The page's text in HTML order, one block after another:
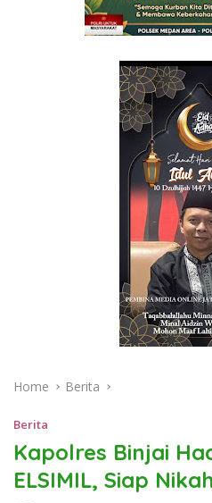
Home Berita
Berita
Kapolres Binjai
ELSIMIL, Siap